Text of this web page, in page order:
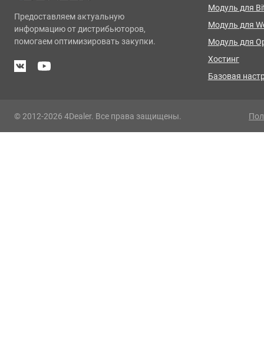
Предоставляем актуальную
информацию от дистрибьюторов,
помогаем оптимизировать закупки.
Модуль для
Модуль для
Модуль для
Хостинг
Базовая
© 2012-2026 4Dealer. Все права защищены.